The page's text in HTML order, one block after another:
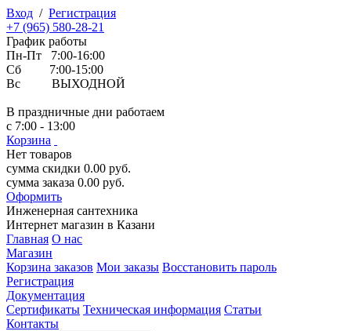
Вход / Регистрация
+7 (965) 580-28-21
График работы
Пн-Пт 7:00-16:00
Сб 7:00-15:00
Вс ВЫХОДНОЙ
В праздничные дни работаем
с 7:00 - 13:00
Корзина
Нет товаров
сумма скидки 0.00 руб.
сумма заказа 0.00 руб.
Оформить
Инженерная сантехника
Интернет магазин в Казани
Главная О нас
Магазин
Корзина заказов Мои заказы Восстановить пароль
Регистрация
Документация
Сертификаты Техническая информация Статьи
Контакты